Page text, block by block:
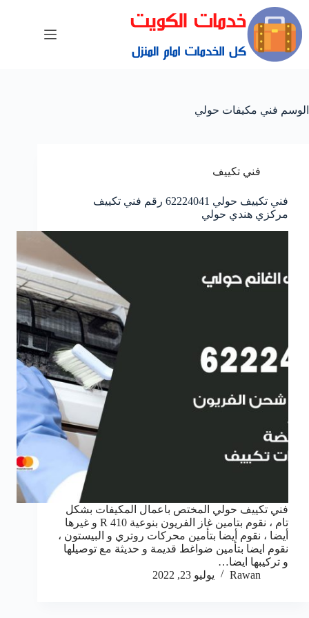
الوسم فني مكيفات حولي
فني تكييف
فني تكييف حولي 62224041 رقم فني تكييف
مركزي هندي حولي
فني تكييف حولي المختص باعمال المكيفات بشكل
تام ، نقوم بتامين غاز الفريون بنوعية R 410 و غيرها
أيضا ، نقوم أيضا بتأمين محركات روتري و البيستون ،
نقوم ايضا بتأمين ضواغط قديمة و حديثة مع توصيلها
و تركيبها ايضا…
Rawan
يوليو 23, 2022